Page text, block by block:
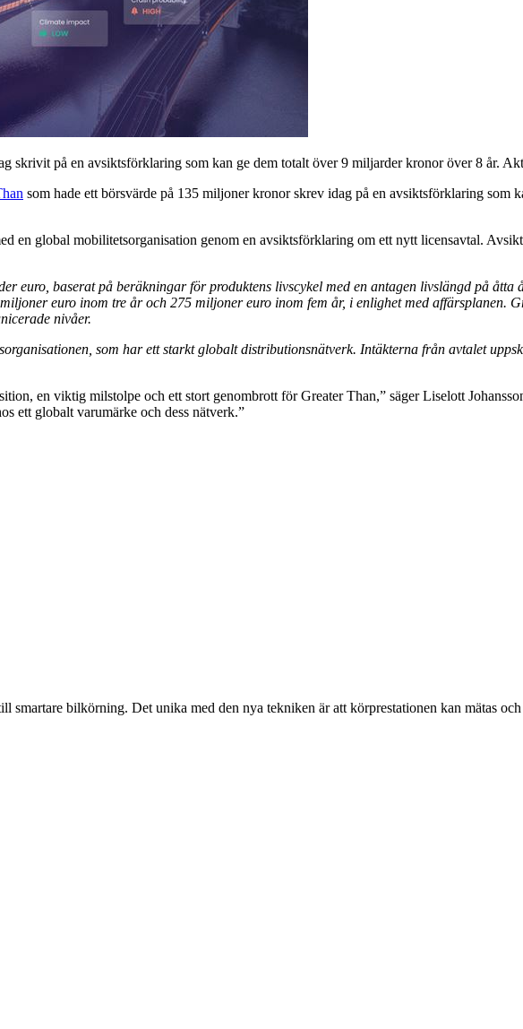
skrivit på en avsiktsförklaring som kan ge dem totalt över 9 miljarder kronor över 8 år.
som hade ett börsvärde på 135 miljoner kronor skrev idag på en avsiktsförklaring som
en global mobilitetsorganisation genom en avsiktsförklaring om ett nytt licensavtal.
euro, baserat på beräkningar för produktens livscykel med en antagen livslängd på åtta
euro inom tre år och 275 miljoner euro inom fem år, i enlighet med affärsplanen.
nivåer.
som har ett starkt globalt distributionsnätverk. Intäkterna från avtalet
en viktig milstolpe och ett stort genombrott för Greater Than,” säger Liselott
ett globalt varumärke och dess nätverk.”
bilkörning. Det unika med den nya tekniken är att körprestationen kan mätas